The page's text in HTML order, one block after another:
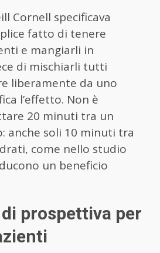
Cornell specificava
fatto di tenere
e mangiarli in
di mischiarli tutti
liberamente da uno
l’effetto. Non è
20 minuti tra un
anche soli 10 minuti tra
come nello studio
un beneficio
prospettiva per